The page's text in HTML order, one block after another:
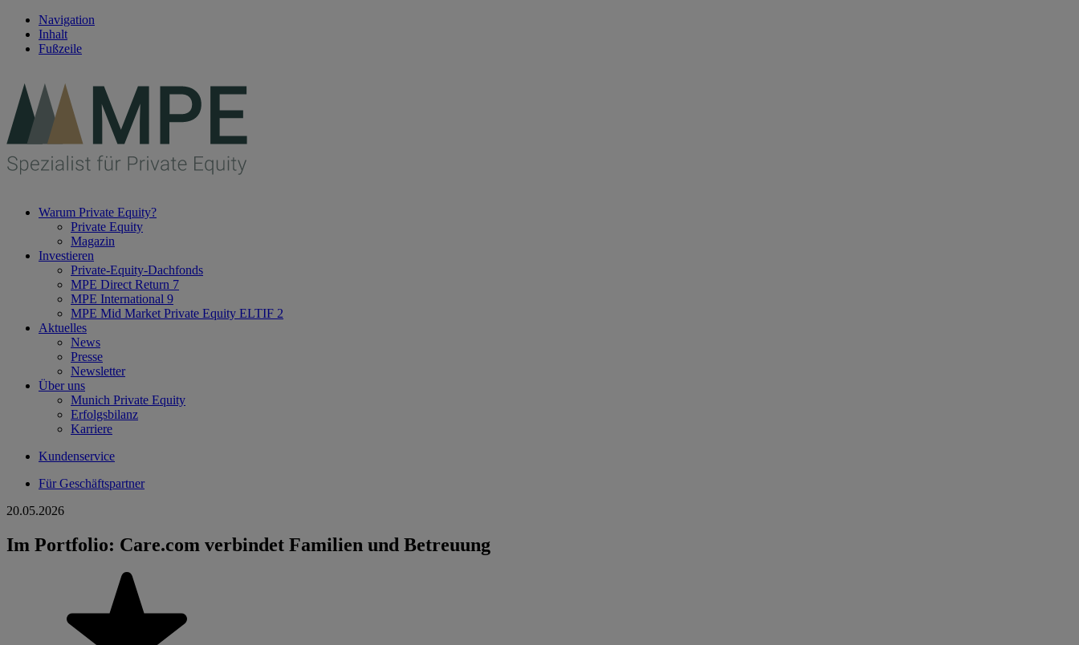
Navigation
Inhalt
Fußzeile
Warum Private Equity?
Private Equity
Magazin
Investieren
Private-Equity-Dachfonds
MPE Direct Return 7
MPE International 9
MPE Mid Market Private Equity ELTIF 2
Aktuelles
News
Presse
Newsletter
Über uns
Munich Private Equity
Erfolgsbilanz
Karriere
Kundenservice
Für Geschäftspartner
20.05.2026
Im Portfolio: Care.com verbindet Familien und Betreuung